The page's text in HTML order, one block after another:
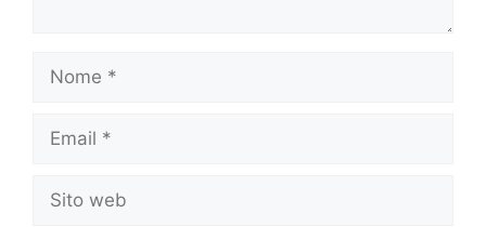
Nome
Email
Sito
web